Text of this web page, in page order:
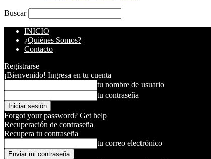
Buscar
INICIO
¿Quiénes Somos?
Contacto
Registrarse
¡Bienvenido! Ingresa en tu cuenta
tu nombre de usuario
tu contraseña
Forgot your password? Get help
Recuperación de contraseña
Recupera tu contraseña
tu correo electrónico